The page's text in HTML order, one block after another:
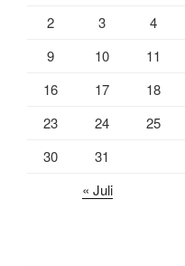
2
3 4
9
10 11
16
17 18
23
24 25
30
31
« Juli